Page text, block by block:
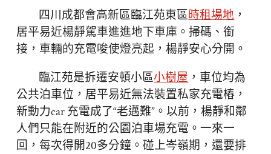
四川成都會高新區臨江苑東區時租場地，
居平易近楊靜駕車進進地下車庫。掃碼、銜
接，車輛的充電唆使燈亮起，楊靜安心分開。
臨江苑是拆遷安頓小區小樹屋，車位均為
公共泊車位，居平易近無法裝置私家充電樁，
新動力car 充電成了“老邁難”。以前，楊靜和鄰
人們只能在附近的公園泊車場充電。一來一
回，每次得開20多分鐘。碰上岑嶺期，還要排